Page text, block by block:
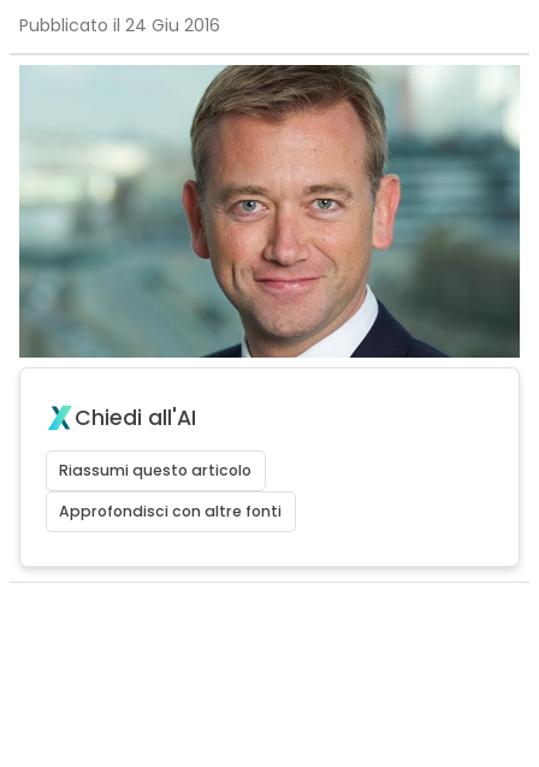
Pubblicato il 24 Giu 2016
Chiedi all'AI
Riassumi questo articolo
Approfondisci con altre fonti